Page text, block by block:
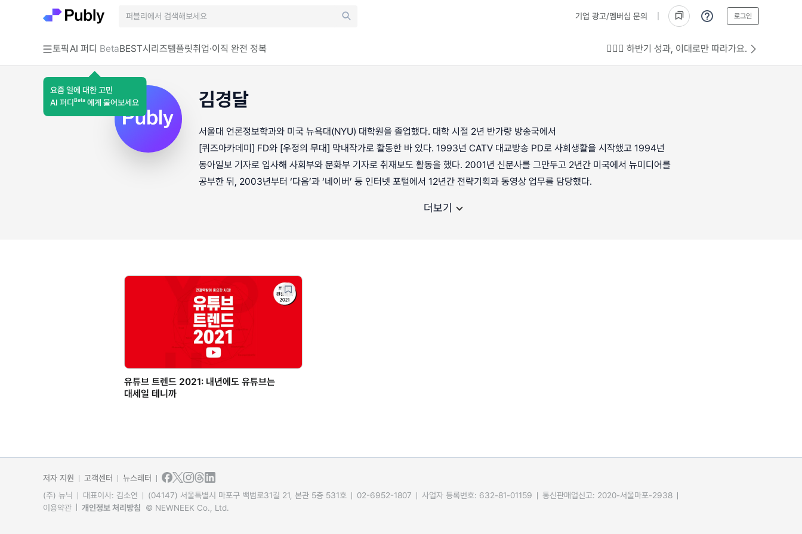
기업 광고/멤버십 문의 로그인
토픽AI 퍼디 Beta
요즘 일에 대한 고민
AI 퍼디 Beta 에게 물어보세요
BEST시리즈템플릿취업·이직 완전 정복 💁🏻‍♂️ 하반기 성과, 이대로만 따라가요.
김경달
서울대 언론정보학과와 미국 뉴욕대(NYU) 대학원을 졸업했다. 대학 시절 2년 반가량 방송국에서
[퀴즈아카데미] FD와 [우정의 무대] 막내작가로 활동한 바 있다. 1993년 CATV 대교방송 PD로 사회생활을 시작했고 1994년
동아일보 기자로 입사해 사회부와 문화부 기자로 취재보도 활동을 했다. 2001년 신문사를 그만두고 2년간 미국에서 뉴미디어를
더보기
유튜브 트렌드 2021: 내년에도 유튜브는
대세일 테니까
저자 지원 고객센터
뉴스레터
(주) 뉴닉
대표이사: 김소연 (04147) 서울특별시 마포구 백범로31길 21, 본관 5층 531호 02-6952-1807 사업자 등록번호: 632-81-01159
통신판매업신고: 2020-서울마포-2938
이용약관
개인정보 처리방침 © NEWNEEK Co., Ltd.